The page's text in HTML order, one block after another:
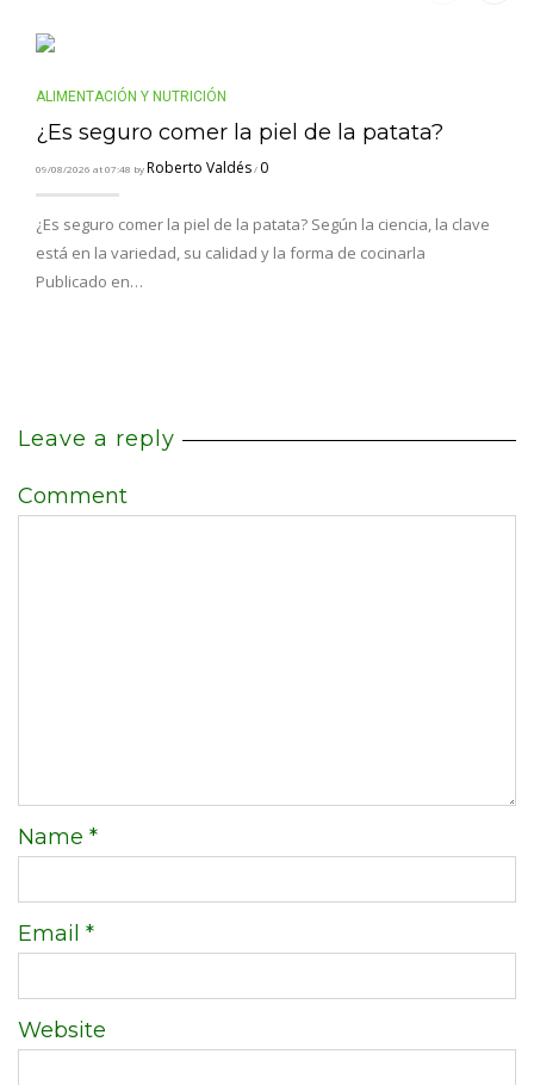
ALIMENTACIÓN Y NUTRICIÓN
¿Es seguro comer la piel de la patata?
09/08/2026 at 07:48 byRoberto Valdés/ 0
¿Es seguro comer la piel de la patata? Según la ciencia, la clave
está en la variedad, su calidad y la forma de cocinarla
Publicado en…
Leave a reply
Comment
Name *
Email *
Website